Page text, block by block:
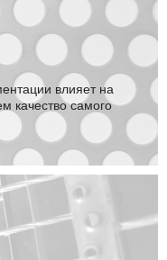
влияет на
качество самого